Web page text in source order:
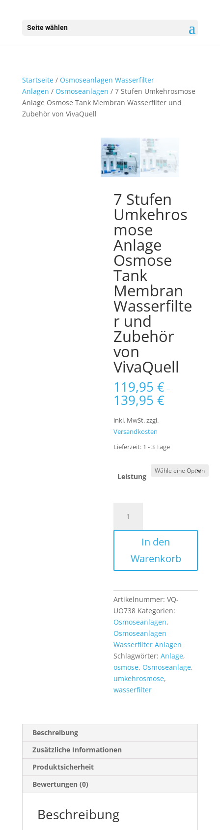
Seite wählen
Startseite/ Osmoseanlagen Wasserfilter
Anlagen / Osmoseanlagen / 7 Stufen Umkehrosmose
Anlage Osmose Tank Membran Wasserfilter und
Zubehör von VivaQuell
7 Stufen
Umkehros
mose
Anlage
Osmose
Tank
Membran
Wasserfilte
r und
Zubehör
von
VivaQuell
119,95€ –
139,95€
inkl. MwSt.zzgl.
Versandkosten
Lieferzeit: 1 - 3 Tage
Leistung
Stufen
Umkehrosmose
Osmose
und
Zubehör
von
VivaQuell
Menge
In den
Warenkorb
Artikelnummer:VQ-
UO738 Kategorien:
Osmoseanlagen,
Osmoseanlagen
Wasserfilter Anlagen
Schlagwörter:Anlage,
osmose, Osmoseanlage,
umkehrosmose,
wasserfilter
Beschreibung
Zusätzliche Informationen
Produktsicherheit
Bewertungen (0)
Beschreibung